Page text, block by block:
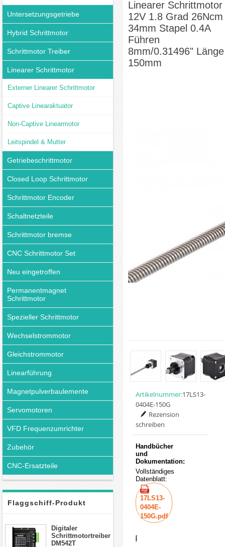
Untersetzungsgetriebe
Hybrid Schrittmotor
Schrittmotor Treiber
Linearer Schrittmotor
Externer Linearer Schrittmotor
Captive Linearaktuator
Non-Captive Linearmotor
Leitspindel & Mutter
Getriebeschrittmotor
Closed Loop Schrittmotor
Schrittmotor Encoder
Schaltnetzteile
Schrittmotor bremse
CNC Schrittmotor Set
Neu eingetroffen
Permanentmagnet
Schrittmotor
Spezieller Schrittmotor
Wechselstrommotor
Gleichstrommotor
Linearführung
Magnetpulverbaulemente
Servomotoren
VFD Frequenzumrichter
Zubehör
CNC-Ersatzteile
Flaggschiff-Produkt
Digitaler
Schrittmotortreiber
DM542T
Linearer Schrittmotor
12V 1.8 Grad 26Ncm
34mm Stapel 0.4A
Führen
8mm/0.31496" Länge
150mm
Artikelnummer:17LS13-
0404E-150G
Rezension
schreiben
Handbücher
und
Dokumentation:
Vollständiges
Datenblatt:
17LS13-
0404E-
150G.pdf
Preis: